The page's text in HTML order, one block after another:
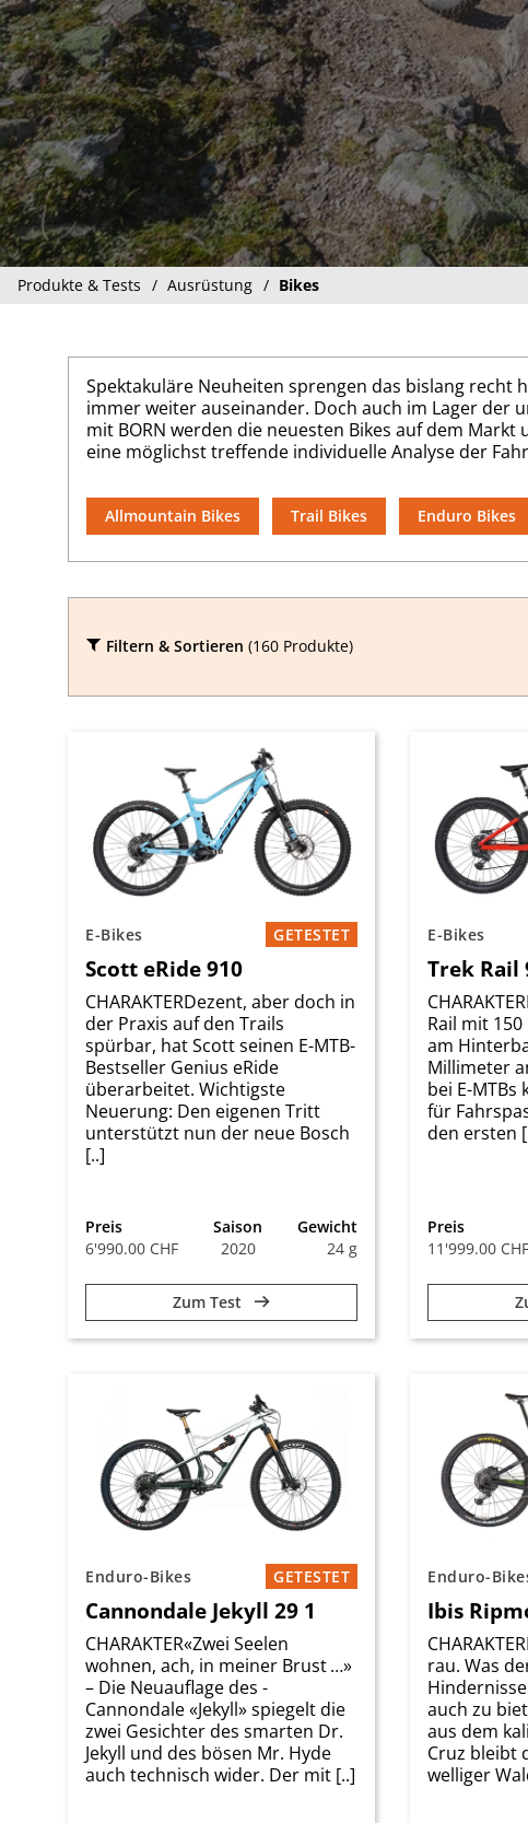
Produkte & Tests Ausrüstung Bikes
Spektakuläre Neuheiten sprengen das bislang recht
immer weiter auseinander. Doch auch im Lager
mit BORN werden die neuesten Bikes auf dem
eine möglichst treffende individuelle Analyse der
Allmountain Bikes Trail Bikes Enduro Bikes
Filtern & Sortieren (160 Produkte)
E-Bikes GETESTET
Scott eRide 910
CHARAKTERDezent, aber doch in
der Praxis auf den Trails
spürbar, hat Scott seinen E-MTB-
Bestseller Genius eRide
überarbeitet. Wichtigste
Neuerung: Den eigenen Tritt
unterstützt nun der neue Bosch
[..]
Preis
6'990.00 CHF
Saison
2020
Gewicht
24 g
Zum Test
E-Bikes
Trek Rail
Rail mit
am
Millimeter
bei E-
für
den ersten
Preis
11'999.00 CHF
Enduro-Bikes GETESTET
Cannondale Jekyll 29 1
CHARAKTER«Zwei Seelen
wohnen, ach, in meiner Brust …»
– Die Neuauflage des ­
Cannondale «Jekyll» spiegelt die
zwei Gesichter des smarten Dr.
Jekyll und des bösen Mr. Hyde
auch technisch wider. Der mit [..]
Enduro-
Ibis
rau. Was
auch zu
aus dem
Cruz bleibt
welliger